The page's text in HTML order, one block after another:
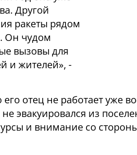
Другой
ракеты рядом
Он чудом
вызовы для
и жителей», -
его отец не работает уже
эвакуировался из
и внимание со